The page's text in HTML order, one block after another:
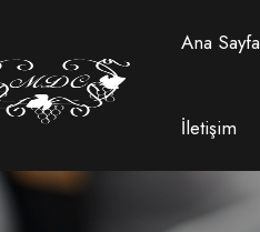
Ana Sayfa
İletişim